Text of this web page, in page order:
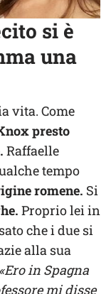
si è
una
vita. Come
presto
Raffaelle
tempo
romene. Si
Proprio lei in
che i due si
alla sua
«Ero in Spagna
mi disse